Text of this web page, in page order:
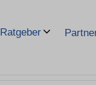
Ratgeber